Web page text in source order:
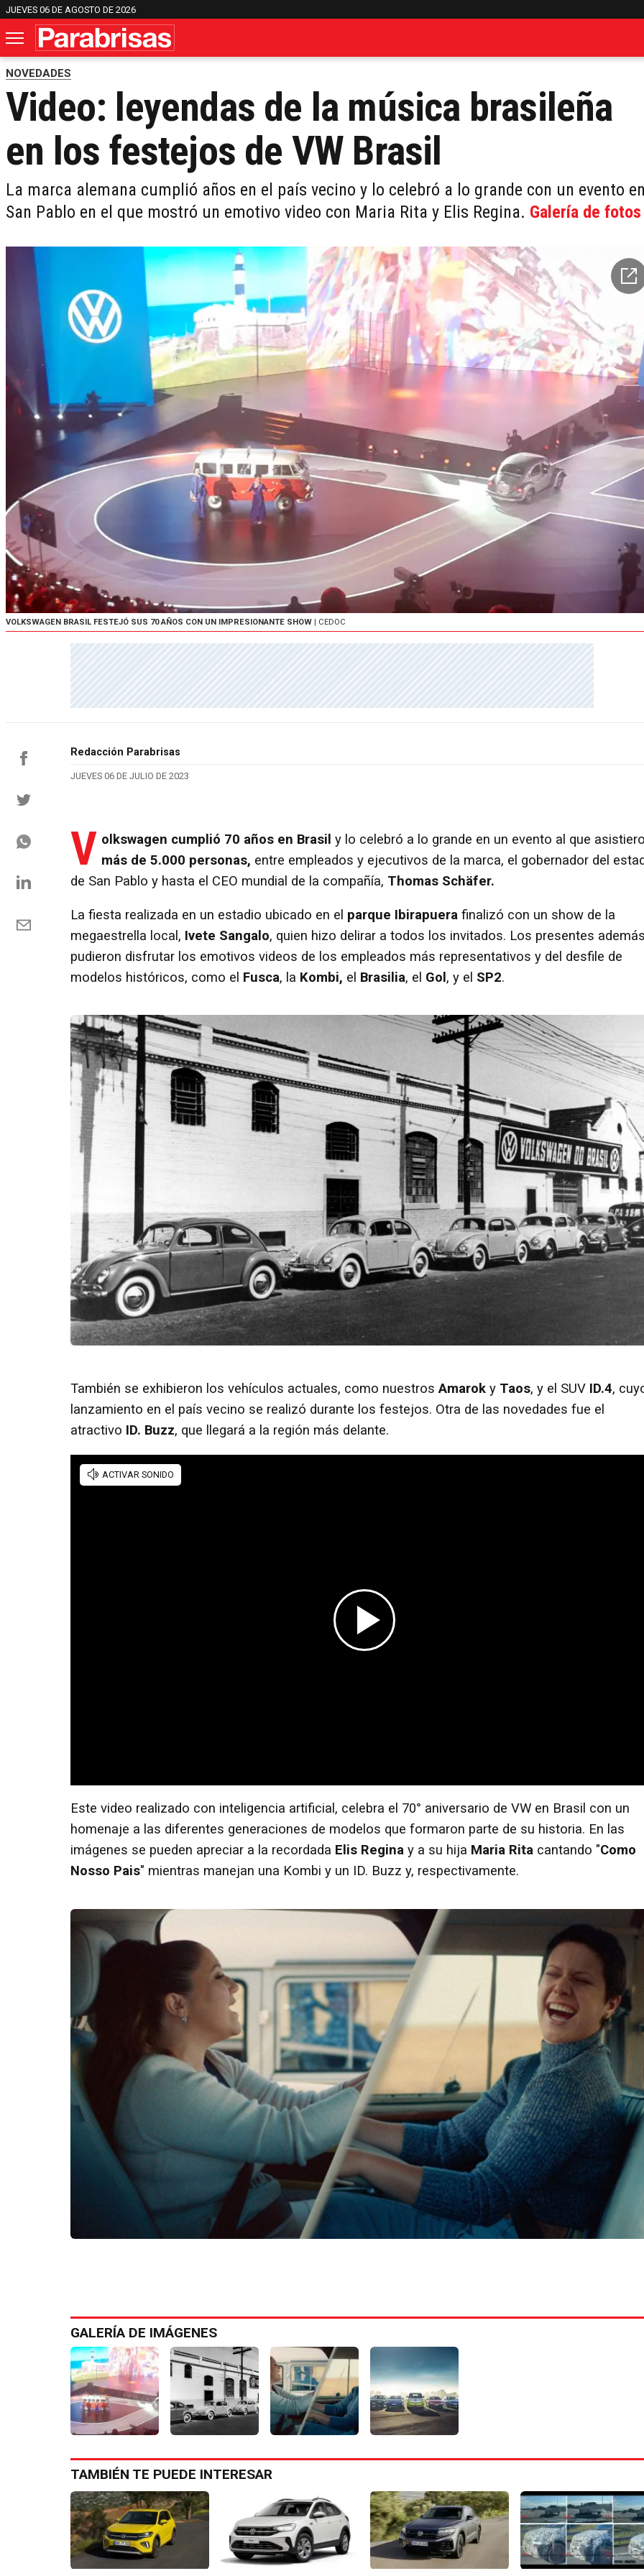
JUEVES 06 DE AGOSTO DE 2026
NOVEDADES
Video: leyendas de la música brasileña
en los festejos de VW Brasil
La marca alemana cumplió años en el país vecino y lo celebró a lo grande con un evento
San Pablo en el que mostró un emotivo video con Maria Rita y Elis Regina. Galería de fotos
VOLKSWAGEN BRASIL FESTEJÓ SUS 70 AÑOS CON UN IMPRESIONANTE SHOW | CEDOC
Redacción Parabrisas
JUEVES 06 DE JULIO DE 2023
V olkswagen cumplió 70 años en Brasil y lo celebró a lo grande en un evento al que
más de 5.000 personas, entre empleados y ejecutivos de la marca, el gobernador del
de San Pablo y hasta el CEO mundial de la compañía, Thomas Schäfer.
La fiesta realizada en un estadio ubicado en el parque Ibirapuera finalizó con un show de la
megaestrella local, Ivete Sangalo, quien hizo delirar a todos los invitados. Los presentes
pudieron disfrutar los emotivos videos de los empleados más representativos y del desfile de
modelos históricos, como el Fusca, la Kombi, el Brasilia, el Gol , y el SP2.
También se exhibieron los vehículos actuales, como nuestrosAmarok y Taos, y el SUV ID.4,
lanzamiento en el país vecino se realizó durante los festejos. Otra de las novedades fue el
atractivo ID. Buzz, que llegará a la región más delante.
Este video realizado con inteligencia artificial, celebra el 70° aniversario de VW en Brasil con un
homenaje a las diferentes generaciones de modelos que formaron parte de su historia. En las
imágenes se pueden apreciar a la recordada Elis Regina y a su hija Maria Rita cantando "Como
Nosso Pais" mientras manejan una Kombi y un ID. Buzz y, respectivamente.
GALERÍA DE IMÁGENES
TAMBIÉN TE PUEDE INTERESAR